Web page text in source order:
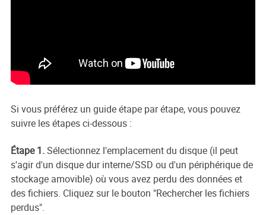
Si vous préférez un guide étape par étape, vous pouvez
suivre les étapes ci-dessous :
Étape 1.Sélectionnez l'emplacement du disque (il peut
s'agir d'un disque dur interne/SSD ou d'un périphérique de
stockage amovible) où vous avez perdu des données et
des fichiers. Cliquez sur le bouton "Rechercher les fichiers
perdus".